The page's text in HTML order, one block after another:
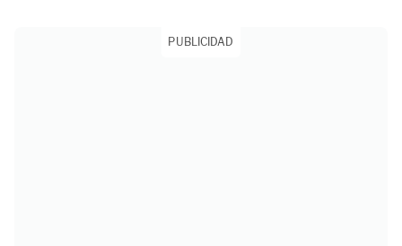
PUBLICIDAD